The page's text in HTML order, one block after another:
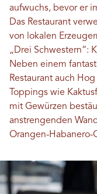
aufwuchs, bevor er
Das Restaurant
von lokalen
„Drei Schwestern“:
Neben einem
Restaurant auch
Toppings wie
mit Gewürzen
anstrengenden
Orangen-Habanero-